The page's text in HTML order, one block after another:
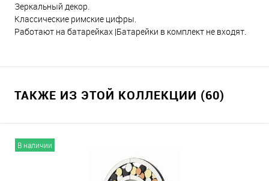
Зеркальный декор.
Классические римские цифры.
Работают на батарейках |Батарейки в комплект не входят.
ТАКЖЕ ИЗ ЭТОЙ КОЛЛЕКЦИИ (60)
В наличии